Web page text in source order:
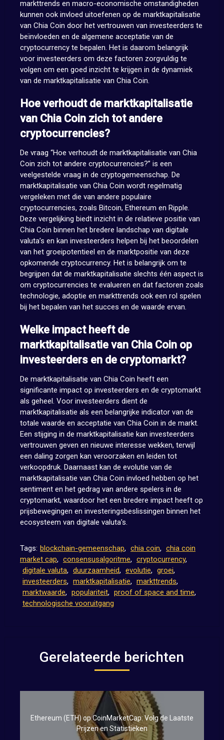
markttrends en macro-economische omstandigheden
kunnen ook invloed uitoefenen op de marktkapitalisatie
van Chia Coin door het vertrouwen van investeerders te
beïnvloeden en de algemene acceptatie van de
cryptocurrency te bepalen. Het is daarom belangrijk
voor investeerders om deze factoren zorgvuldig te
volgen om een goed inzicht te krijgen in de dynamiek
van de marktkapitalisatie van Chia Coin.
Hoe verhoudt de marktkapitalisatie
van Chia Coin zich tot andere
cryptocurrencies?
De vraag “Hoe verhoudt de marktkapitalisatie van Chia
Coin zich tot andere cryptocurrencies?” is een
veelgestelde vraag in de cryptogemeenschap. De
marktkapitalisatie van Chia Coin wordt regelmatig
vergeleken met die van andere populaire
cryptocurrencies, zoals Bitcoin, Ethereum en Ripple.
Deze vergelijking biedt inzicht in de relatieve positie van
Chia Coin binnen het bredere landschap van digitale
valuta’s en kan investeerders helpen bij het beoordelen
van het groeipotentieel en de marktpositie van deze
opkomende cryptocurrency. Het is belangrijk om te
begrijpen dat de marktkapitalisatie slechts één aspect is
om cryptocurrencies te evalueren en dat factoren zoals
technologie, adoptie en markttrends ook een rol spelen
bij het bepalen van het succes en de waarde ervan.
Welke impact heeft de
marktkapitalisatie van Chia Coin op
investeerders en de cryptomarkt?
De marktkapitalisatie van Chia Coin heeft een
significante impact op investeerders en de cryptomarkt
als geheel. Voor investeerders dient de
marktkapitalisatie als een belangrijke indicator van de
totale waarde en acceptatie van Chia Coin in de markt.
Een stijging in de marktkapitalisatie kan investeerders
vertrouwen geven en nieuwe interesse wekken, terwijl
een daling zorgen kan veroorzaken en leiden tot
verkoopdruk. Daarnaast kan de evolutie van de
marktkapitalisatie van Chia Coin invloed hebben op het
sentiment en het gedrag van andere spelers in de
cryptomarkt, waardoor het een bredere impact heeft op
prijsbewegingen en investeringsbeslissingen binnen het
ecosysteem van digitale valuta’s.
Tags: blockchain-gemeenschap, chia coin, chia coin
market cap, consensusalgoritme, cryptocurrency,
digitale valuta, duurzaamheid, evolutie, groei,
investeerders, marktkapitalisatie, markttrends,
marktwaarde, populariteit, proof of space and time,
technologische vooruitgang
Gerelateerde berichten
Ethereum (ETH) op CoinMarketCap: Volg de Laatste
Prijzen en Statistieken